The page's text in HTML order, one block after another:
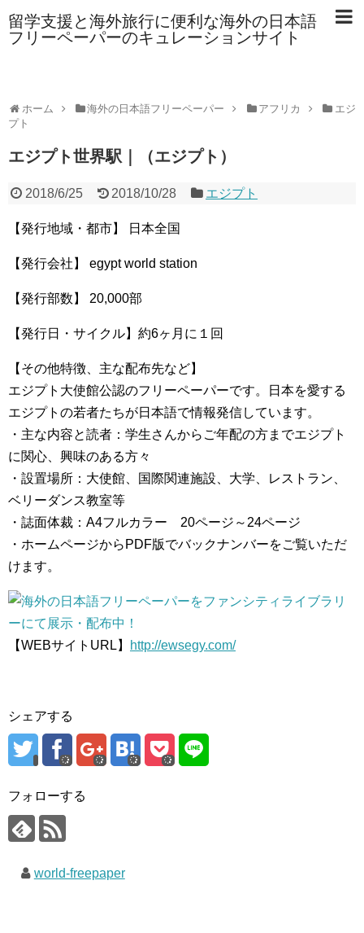
留学支援と海外旅行に便利な海外の日本語
フリーペーパーのキュレーションサイト
ホーム 海外の日本語フリーペーパー アフリカ
エジ
プト
エジプト世界駅｜（エジプト）
2018/6/25 2018/10/28 エジプト
【発行地域・都市】 日本全国
【発行会社】 egypt world station
【発行部数】 20,000部
【発行日・サイクル】約6ヶ月に１回
【その他特徴、主な配布先など】
エジプト大使館公認のフリーペーパーです。日本を愛する
エジプトの若者たちが日本語で情報発信しています。
・主な内容と読者：学生さんからご年配の方までエジプト
に関心、興味のある方々
・設置場所：大使館、国際関連施設、大学、レストラン、
ベリーダンス教室等
・誌面体裁：A4フルカラー 20ページ～24ページ
・ホームページからPDF版でバックナンバーをご覧いただ
けます。
【WEBサイトURL】 http://ewsegy.com/
シェアする
フォローする
world-freepaper